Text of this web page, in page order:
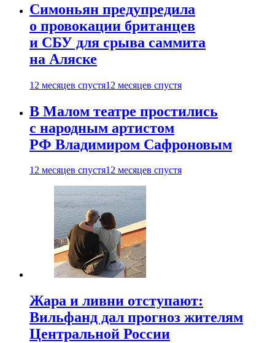
Симоньян предупредила
о провокации британцев
и СБУ для срыва саммита
на Аляске
12 месяцев спустя12 месяцев спустя
В Малом театре простились
с народным артистом
РФ Владимиром Сафроновым
12 месяцев спустя12 месяцев спустя
Жара и ливни отступают:
Вильфанд дал прогноз жителям
Центральной России